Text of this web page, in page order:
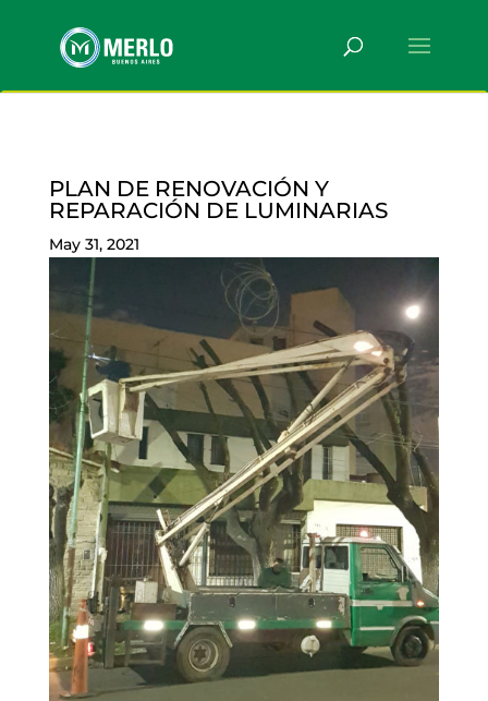
PLAN DE RENOVACIÓN Y
REPARACIÓN DE LUMINARIAS
May 31, 2021